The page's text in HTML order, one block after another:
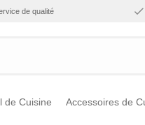
de qualité
de Cuisine Accessoires de